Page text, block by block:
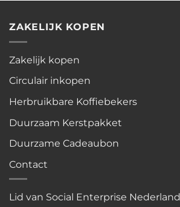
ZAKELIJK KOPEN
Zakelijk kopen
Circulair inkopen
Herbruikbare Koffiebekers
Duurzaam Kerstpakket
Duurzame Cadeaubon
Contact
Lid van Social Enterprise Nederland